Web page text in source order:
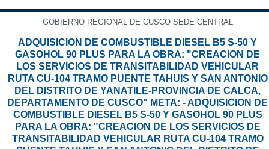
GOBIERNO REGIONAL DE CUSCO SEDE CENTRAL
ADQUISICION DE COMBUSTIBLE DIESEL B5 S-50 Y
GASOHOL 90 PLUS PARA LA OBRA: "CREACION DE
LOS SERVICIOS DE TRANSITABILIDAD VEHICULAR
RUTA CU-104 TRAMO PUENTE TAHUIS Y SAN ANTONIO
DEL DISTRITO DE YANATILE-PROVINCIA DE CALCA,
DEPARTAMENTO DE CUSCO" META: - ADQUISICION DE
COMBUSTIBLE DIESEL B5 S-50 Y GASOHOL 90 PLUS
PARA LA OBRA: "CREACION DE LOS SERVICIOS DE
TRANSITABILIDAD VEHICULAR RUTA CU-104 TRAMO